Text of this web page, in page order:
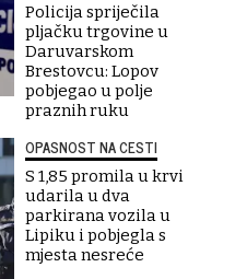
Policija spriječila
pljačku trgovine u
Daruvarskom
Brestovcu: Lopov
pobjegao u polje
praznih ruku
OPASNOST NA CESTI
S 1,85 promila u krvi
udarila u dva
parkirana vozila u
Lipiku i pobjegla s
mjesta nesreće